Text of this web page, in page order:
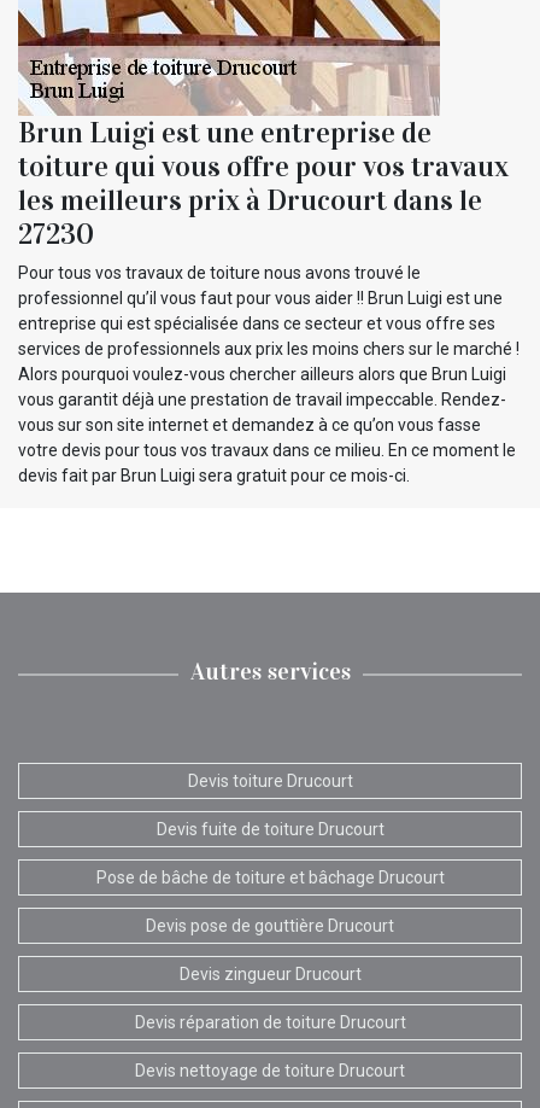
Brun Luigi est une entreprise de
toiture qui vous offre pour vos travaux
les meilleurs prix à Drucourt dans le
27230
Pour tous vos travaux de toiture nous avons trouvé le
professionnel qu’il vous faut pour vous aider !! Brun Luigi est une
entreprise qui est spécialisée dans ce secteur et vous offre ses
services de professionnels aux prix les moins chers sur le marché !
Alors pourquoi voulez-vous chercher ailleurs alors que Brun Luigi
vous garantit déjà une prestation de travail impeccable. Rendez-
vous sur son site internet et demandez à ce qu’on vous fasse
votre devis pour tous vos travaux dans ce milieu. En ce moment le
devis fait par Brun Luigi sera gratuit pour ce mois-ci.
Autres services
Devis toiture Drucourt
Devis fuite de toiture Drucourt
Pose de bâche de toiture et bâchage Drucourt
Devis pose de gouttière Drucourt
Devis zingueur Drucourt
Devis réparation de toiture Drucourt
Devis nettoyage de toiture Drucourt